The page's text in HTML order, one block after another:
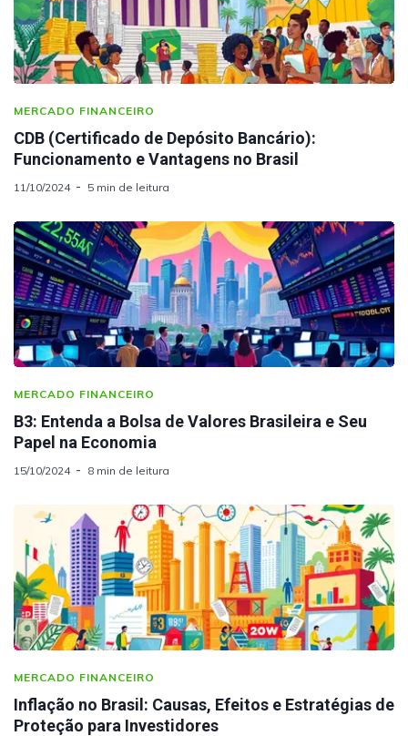
MERCADO FINANCEIRO
CDB (Certificado de Depósito Bancário):
Funcionamento e Vantagens no Brasil
11/10/2024 5 min de leitura
MERCADO FINANCEIRO
B3: Entenda a Bolsa de Valores Brasileira e Seu
Papel na Economia
15/10/2024 8 min de leitura
MERCADO FINANCEIRO
Inflação no Brasil: Causas, Efeitos e Estratégias de
Proteção para Investidores